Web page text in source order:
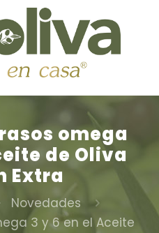
omega
de Oliva
Extra
Novedades
3 y 6 en el Aceite